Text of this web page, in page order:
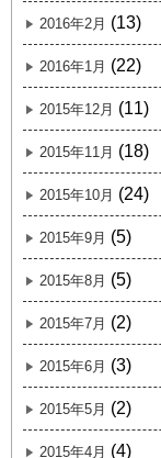
2016年2月 (13)
2016年1月 (22)
2015年12月 (11)
2015年11月 (18)
2015年10月 (24)
2015年9月 (5)
2015年8月 (5)
2015年7月 (2)
2015年6月 (3)
2015年5月 (2)
2015年4月 (4)